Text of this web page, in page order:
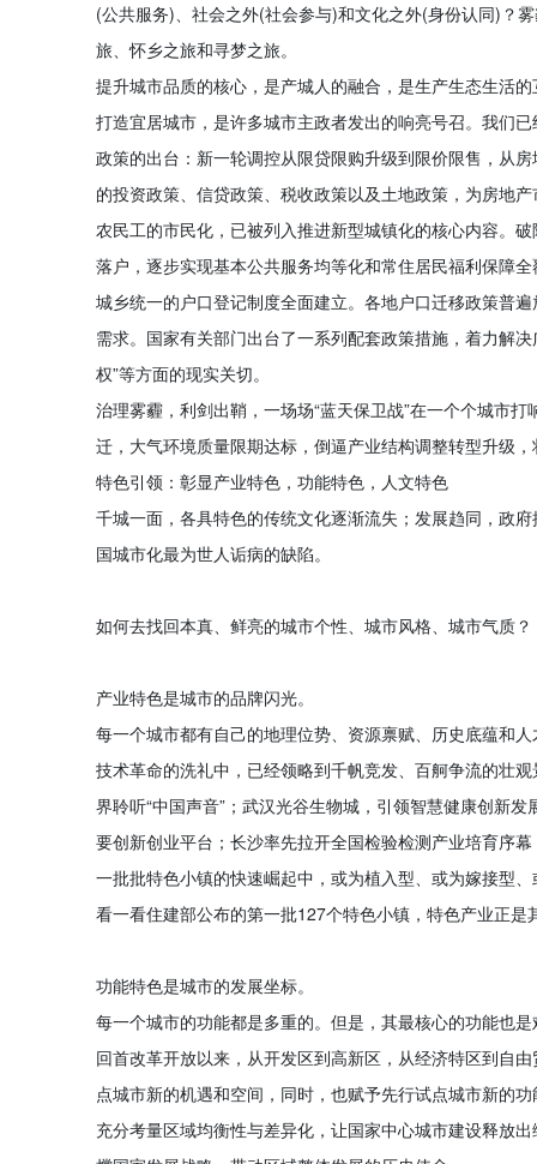
(公共服务)、社会之外(社会参与)和文化之外(身份认同)？
旅、怀乡之旅和寻梦之旅。
提升城市品质的核心，是产城人的融合，是生产生态生活
打造宜居城市，是许多城市主政者发出的响亮号召。我们
政策的出台：新一轮调控从限贷限购升级到限价限售，从
的投资政策、信贷政策、税收政策以及土地政策，为房地
农民工的市民化，已被列入推进新型城镇化的核心内容。
落户，逐步实现基本公共服务均等化和常住居民福利保障
城乡统一的户口登记制度全面建立。各地户口迁移政策普
需求。国家有关部门出台了一系列配套政策措施，着力解
权”等方面的现实关切。
治理雾霾，利剑出鞘，一场场“蓝天保卫战”在一个个城市
迁，大气环境质量限期达标，倒逼产业结构调整转型升级
特色引领：彰显产业特色，功能特色，人文特色
千城一面，各具特色的传统文化逐渐流失；发展趋同，政
国城市化最为世人诟病的缺陷。
如何去找回本真、鲜亮的城市个性、城市风格、城市气质？
产业特色是城市的品牌闪光。
每一个城市都有自己的地理位势、资源禀赋、历史底蕴和
技术革命的洗礼中，已经领略到千帆竞发、百舸争流的壮
界聆听“中国声音”；武汉光谷生物城，引领智慧健康创新
要创新创业平台；长沙率先拉开全国检验检测产业培育序
一批批特色小镇的快速崛起中，或为植入型、或为嫁接型
看一看住建部公布的第一批127个特色小镇，特色产业正是
功能特色是城市的发展坐标。
每一个城市的功能都是多重的。但是，其最核心的功能也
回首改革开放以来，从开发区到高新区，从经济特区到自
点城市新的机遇和空间，同时，也赋予先行试点城市新的
充分考量区域均衡性与差异化，让国家中心城市建设释放